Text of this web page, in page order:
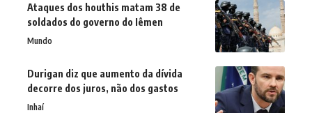
Ataques dos houthis matam 38 de
soldados do governo do Iêmen
Mundo
Durigan diz que aumento da dívida
decorre dos juros, não dos gastos
Inhaí